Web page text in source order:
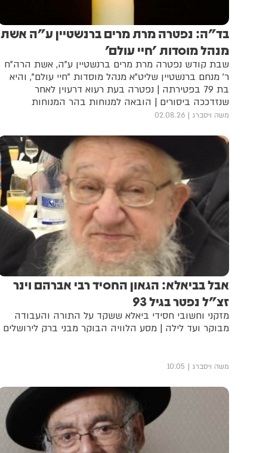
בד"ה: נפטרה מרת מרים ברנשטיין ע"ה אשת
מנהל מוסדות 'חיי עולם'
שבת קודש נפטרה מרת מרים ברנשטיין ע"ה, אשת הרה"ח
ר' מנחם ברנשטיין שליט"א מנהל מוסדות "חיי עולם", והיא
בת 79 בפטירתה | נפטרה בעת רעוא דרעוין לאחר
שנזדככה ביסורים | הובאה למנוחות בהר המנוחות
משה ויסברג 02.08.26
אבל בביאלא: הגאון החסיד רבי אברהם וינר
זצ"ל נפטר בגיל 93
מזקני וחשובי חסידי ביאלא ששקד על התורה והעבודה
מבוקר ועד לילה | מסע הלוויה הבוקר מבני ברק לירושלים
משה ויסברג 10:05